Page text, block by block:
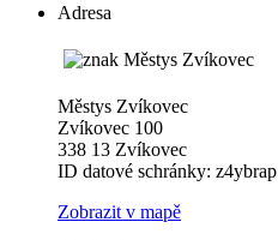
Adresa
Městys Zvíkovec
Zvíkovec 100
338 13 Zvíkovec
ID datové schránky: z4ybrap
Zobrazit v mapě